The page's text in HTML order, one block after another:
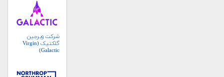
شرکت ویرجین
گلکتیک (Virgin
Galactic)